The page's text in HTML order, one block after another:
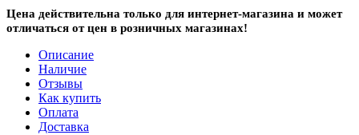
Цена действительна только для интернет-магазина и может
отличаться от цен в розничных магазинах!
Описание
Наличие
Отзывы
Как купить
Оплата
Доставка